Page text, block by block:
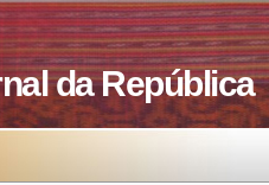
da República